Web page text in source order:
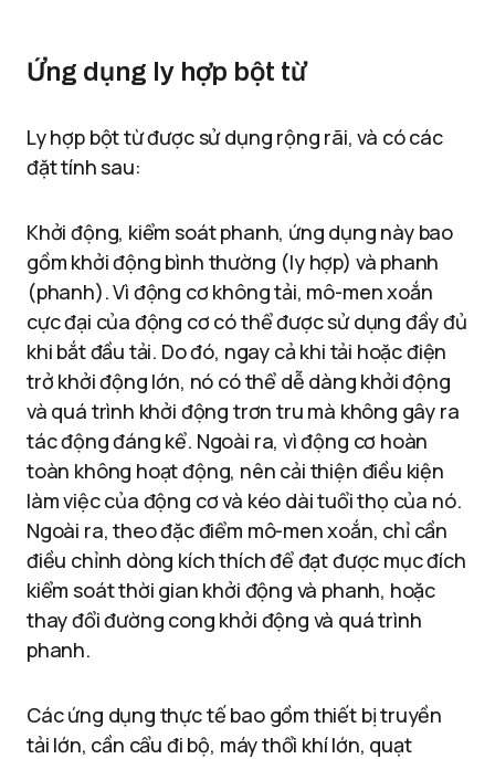
Ứng dụng ly hợp bột từ
Ly hợp bột từ được sử dụng rộng rãi, và có các
đặt tính sau:
Khởi động, kiểm soát phanh, ứng dụng này bao
gồm khởi động bình thường (ly hợp) và phanh
(phanh). Vì động cơ không tải, mô-men xoắn
cực đại của động cơ có thể được sử dụng đầy đủ
khi bắt đầu tải. Do đó, ngay cả khi tải hoặc điện
trở khởi động lớn, nó có thể dễ dàng khởi động
và quá trình khởi động trơn tru mà không gây ra
tác động đáng kể. Ngoài ra, vì động cơ hoàn
toàn không hoạt động, nên cải thiện điều kiện
làm việc của động cơ và kéo dài tuổi thọ của nó.
Ngoài ra, theo đặc điểm mô-men xoắn, chỉ cần
điều chỉnh dòng kích thích để đạt được mục đích
kiểm soát thời gian khởi động và phanh, hoặc
thay đổi đường cong khởi động và quá trình
phanh.
Các ứng dụng thực tế bao gồm thiết bị truyền
tải lớn, cần cẩu đi bộ, máy thổi khí lớn, quạt